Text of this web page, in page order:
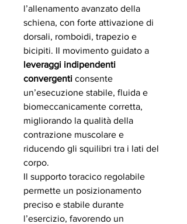
l’allenamento avanzato della
schiena, con forte attivazione di
dorsali, romboidi, trapezio e
bicipiti. Il movimento guidato a
leveraggi indipendenti
convergenti consente
un’esecuzione stabile, fluida e
biomeccanicamente corretta,
migliorando la qualità della
contrazione muscolare e
riducendo gli squilibri tra i lati del
corpo.
Il supporto toracico regolabile
permette un posizionamento
preciso e stabile durante
l’esercizio, favorendo un